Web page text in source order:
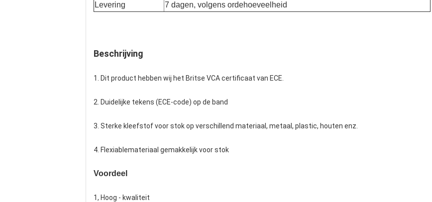
Levering
7 dagen, volgens ordehoeveelheid
Beschrijving
1. Dit product hebben wij het Britse VCA certificaat van ECE.
2. Duidelijke tekens (ECE-code) op de band
3. Sterke kleefstof voor stok op verschillend materiaal, metaal, plastic, houten enz.
4. Flexiablemateriaal gemakkelijk voor stok
Voordeel
1, Hoog - kwaliteit